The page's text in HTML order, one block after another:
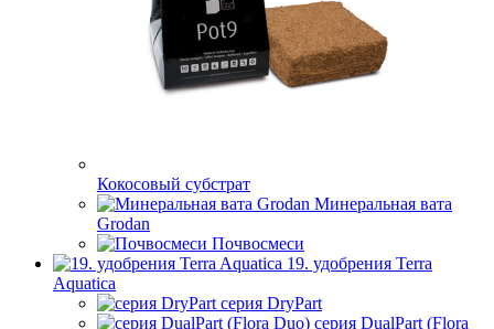
Кокосовый субстрат
Минеральная вата
Grodan
Почвосмеси
19. удобрения Terra
Aquatica
серия DryPart
серия DualPart (Flora